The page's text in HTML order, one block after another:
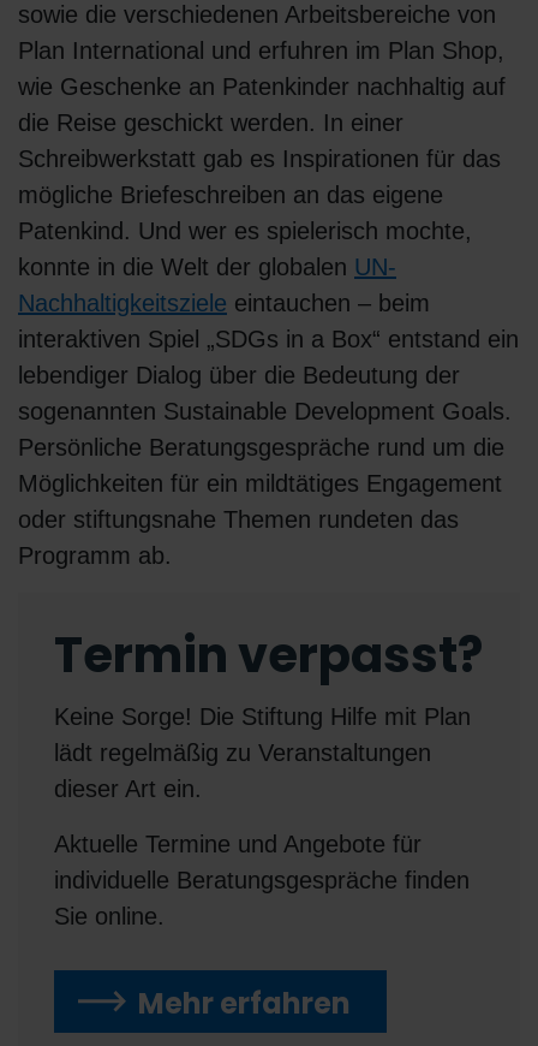
sowie die verschiedenen Arbeitsbereiche von
Plan International und erfuhren im Plan Shop,
wie Geschenke an Patenkinder nachhaltig auf
die Reise geschickt werden. In einer
Schreibwerkstatt gab es Inspirationen für das
mögliche Briefeschreiben an das eigene
Patenkind. Und wer es spielerisch mochte,
konnte in die Welt der globalen UN-
Nachhaltigkeitsziele eintauchen – beim
interaktiven Spiel „SDGs in a Box“ entstand ein
lebendiger Dialog über die Bedeutung der
sogenannten Sustainable Development Goals.
Persönliche Beratungsgespräche rund um die
Möglichkeiten für ein mildtätiges Engagement
oder stiftungsnahe Themen rundeten das
Programm ab.
Termin verpasst?
Keine Sorge! Die Stiftung Hilfe mit Plan
lädt regelmäßig zu Veranstaltungen
dieser Art ein.
Aktuelle Termine und Angebote für
individuelle Beratungsgespräche finden
Sie online.
Mehr erfahren